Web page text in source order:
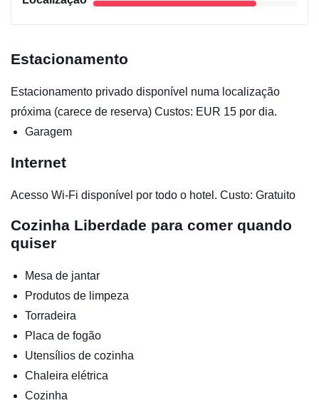
Estacionamento
Estacionamento privado disponível numa localização
próxima (carece de reserva) Custos: EUR 15 por dia.
Garagem
Internet
Acesso Wi-Fi disponível por todo o hotel. Custo: Gratuito
Cozinha Liberdade para comer quando
quiser
Mesa de jantar
Produtos de limpeza
Torradeira
Placa de fogão
Utensílios de cozinha
Chaleira elétrica
Cozinha